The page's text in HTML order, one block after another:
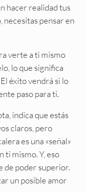
hacer realidad tus
necesitas pensar en
verte a ti mismo
lo que significa
éxito vendrá si lo
paso para ti.
indica que estás
claros, pero
es una «señal»
ti mismo. Y, eso
de poder superior.
un posible amor